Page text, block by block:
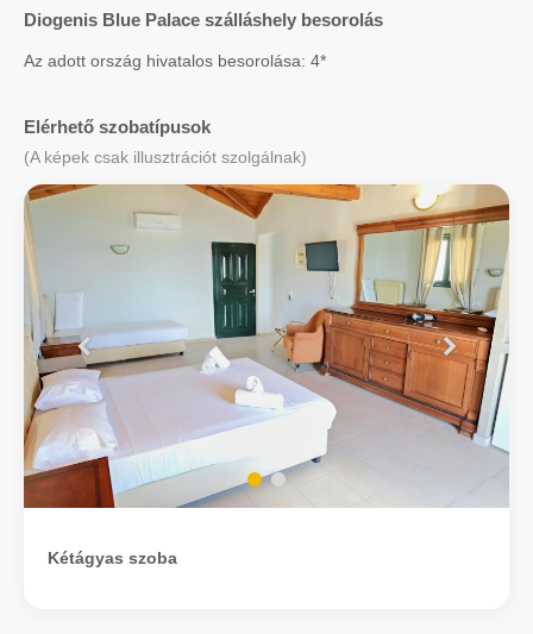
Diogenis Blue Palace szálláshely besorolás
Az adott ország hivatalos besorolása: 4*
Elérhető szobatípusok
(A képek csak illusztrációt szolgálnak)
Kétágyas szoba